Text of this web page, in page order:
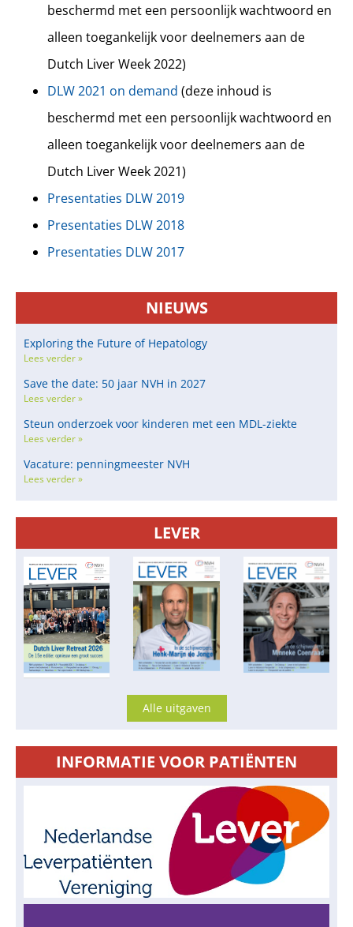
beschermd met een persoonlijk wachtwoord en
alleen toegankelijk voor deelnemers aan de
Dutch Liver Week 2022)
DLW 2021 on demand (deze inhoud is
beschermd met een persoonlijk wachtwoord en
alleen toegankelijk voor deelnemers aan de
Dutch Liver Week 2021)
Presentaties DLW 2019
Presentaties DLW 2018
Presentaties DLW 2017
NIEUWS
Exploring the Future of Hepatology
Lees verder »
Save the date: 50 jaar NVH in 2027
Lees verder »
Steun onderzoek voor kinderen met een MDL-ziekte
Lees verder »
Vacature: penningmeester NVH
Lees verder »
LEVER
Alle uitgaven
INFORMATIE VOOR PATIËNTEN